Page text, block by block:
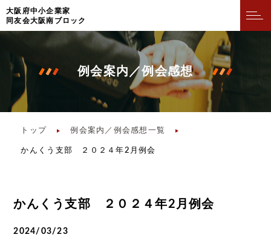
⼤阪府中⼩企業家
同友会⼤阪南ブロック
例会案内／例会感想
トップ 例会案内／例会感想一覧
かんくう支部 ２０２４年2月例会
かんくう支部 ２０２４年2月例会
2024/03/23